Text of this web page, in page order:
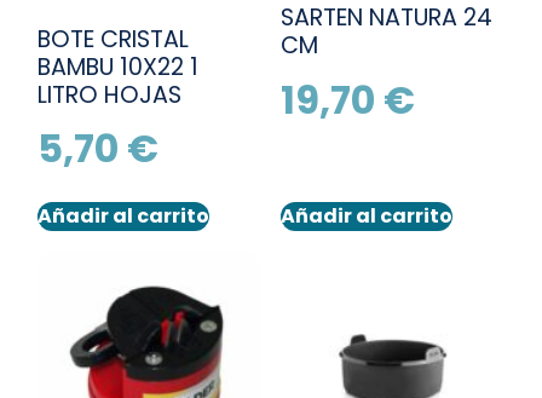
BOTE CRISTAL
BAMBU 10X22 1
LITRO HOJAS
5,70 €
Añadir al carrito
SARTEN NATURA 24
CM
19,70 €
Añadir al carrito